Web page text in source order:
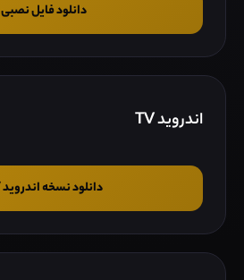
دانلود فایل نصبی
اندروید TV
دانلود نسخه اندروید TV